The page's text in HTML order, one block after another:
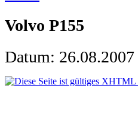
Volvo P155
Datum: 26.08.2007